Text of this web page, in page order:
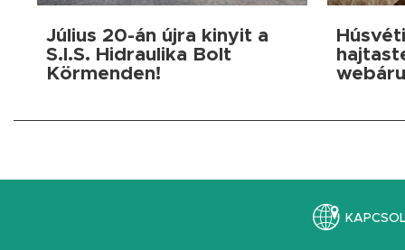
Július 20-án újra kinyit a
S.I.S. Hidraulika Bolt
Körmenden!